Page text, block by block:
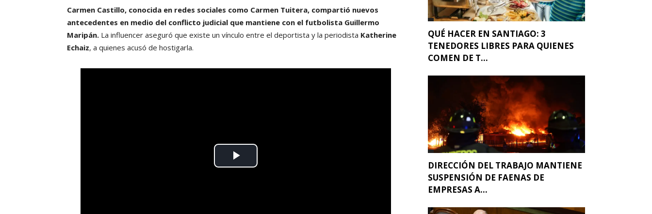
Carmen Castillo, conocida en redes sociales como Carmen Tuitera, compartió nuevos
antecedentes en medio del conflicto judicial que mantiene con el futbolista Guillermo
Maripán. La influencer aseguró que existe un vínculo entre el deportista y la periodista Katherine
Echaiz, a quienes acusó de hostigarla.
QUÉ HACER EN SANTIAGO: 3
TENEDORES LIBRES PARA QUIENES
COMEN DE T...
DIRECCIÓN DEL TRABAJO MANTIENE
SUSPENSIÓN DE FAENAS DE
EMPRESAS A...